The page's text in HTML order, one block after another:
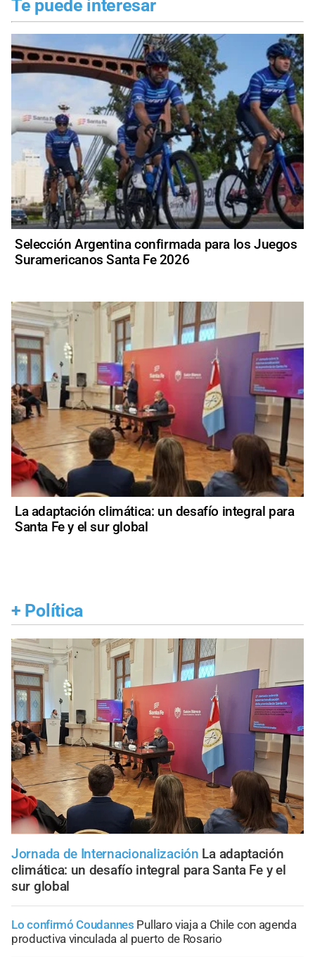
Te puede interesar
Selección Argentina confirmada para los Juegos
Suramericanos Santa Fe 2026
La adaptación climática: un desafío integral para
Santa Fe y el sur global
+ Política
Jornada de Internacionalización La adaptación
climática: un desafío integral para Santa Fe y el
sur global
Lo confirmó Coudannes Pullaro viaja a Chile con agenda
productiva vinculada al puerto de Rosario